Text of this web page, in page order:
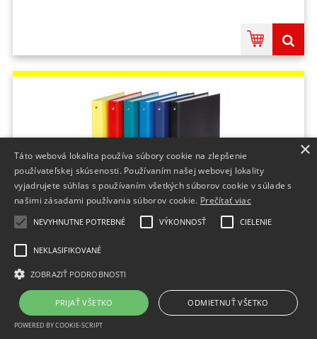
Zakladač 4-krúžkový DONAU poloplastový 3,5cm
chrbát:3,5 cm;materiál:fólia/papier;Formát:A4;Farba:zelená;Množstvo v balení:1
Do 2 dní
4,04 €
×
Táto webová lokalita používa súbory cookie na zlepšenie
používateľskej skúsenosti. Používaním našej webovej lokality
vyjadrujete súhlas s používaním všetkých súborov cookie v súlade s
našimi zásadami používania súborov cookie. Prečítať viac
NEVYHNUTNE POTREBNÉ VÝKONNOSŤ CIELENIE
NEKLASIFIKOVANÉ
ZOBRAZIŤ PODROBNOSTI
PRIJAŤ VŠETKO ODMIETNUŤ VŠETKO
POWERED BY COOKIE-SCRIPT